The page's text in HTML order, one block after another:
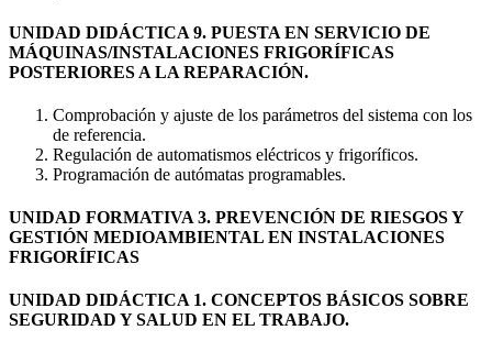
UNIDAD DIDÁCTICA 9. PUESTA EN SERVICIO DE
MÁQUINAS/INSTALACIONES FRIGORÍFICAS
POSTERIORES A LA REPARACIÓN.
Comprobación y ajuste de los parámetros del sistema con los
de referencia.
Regulación de automatismos eléctricos y frigoríficos.
Programación de autómatas programables.
UNIDAD FORMATIVA 3. PREVENCIÓN DE RIESGOS Y
GESTIÓN MEDIOAMBIENTAL EN INSTALACIONES
FRIGORÍFICAS
UNIDAD DIDÁCTICA 1. CONCEPTOS BÁSICOS SOBRE
SEGURIDAD Y SALUD EN EL TRABAJO.